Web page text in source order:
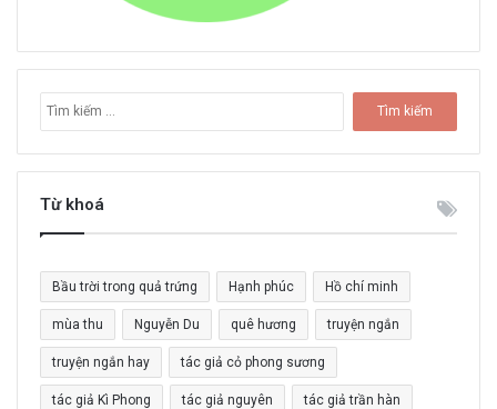
m
k
h
o
:
Từ khoá
Bầu trời trong quả trứng Hạnh phúc Hồ chí minh
mùa thu Nguyễn Du quê hương truyện ngắn
truyện ngắn hay tác giả cỏ phong sương
tác giả Kì Phong tác giả nguyên tác giả trần hàn